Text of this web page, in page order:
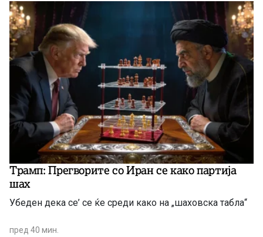
Трамп: Прегворите со Иран се како партија
шах
Убеден дека се’ се ќе среди како на „шаховска табла“
пред 40 мин.